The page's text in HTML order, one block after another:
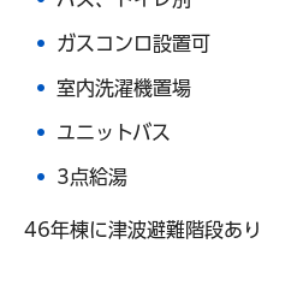
ガスコンロ設置可
室内洗濯機置場
ユニットバス
3点給湯
46年棟に津波避難階段あり